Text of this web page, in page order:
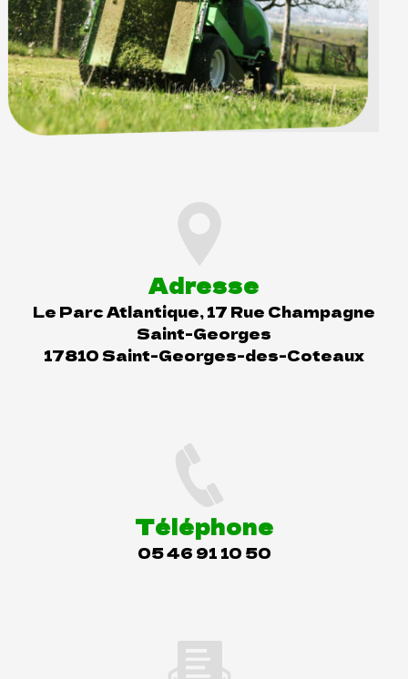
Adresse
Le Parc Atlantique, 17 Rue Champagne
Saint-Georges
17810 Saint-Georges-des-Coteaux
Téléphone
05 46 91 10 50